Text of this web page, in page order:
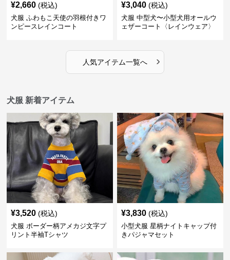
¥2,660 (税込)
犬服 ふわもこ天使の羽根付きワ
ンピースレインコート
¥3,040 (税込)
犬服 中型犬〜小型犬用オールウ
ェザーコート〈レインウェア〉
人気アイテム一覧へ ›
犬服 新着アイテム
¥3,520 (税込)
犬服 ボーダー柄アメカジ文字プ
リント半袖Tシャツ
¥3,830 (税込)
小型犬服 星柄ナイトキャップ付
きパジャマセット